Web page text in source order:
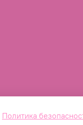
Политика